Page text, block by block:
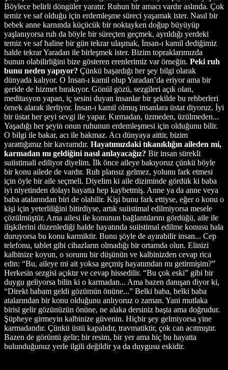
Böylece belirli döngüler yaratır. Ruhun bir amacı vardır aslında. Çok
temiz ve saf olduğu için erdemleşme süreci yaşamak ister. Nasıl bir
bebek anne karnında küçücük bir noktayken doğup büyüyüp
yaşlanıyorsa ruh da böyle bir süreçten geçmek, ayrıldığı yerdeki
temiz ve saf haline bir gün tekrar ulaşmak, İnsan-ı kamil dediğimiz
halde tekrar Yaradan ile birleşmek ister. Bizim topraklarımızda
bunun olabilirliğini bize gösteren erenlerimiz var örneğin. Peki ruh
bunu neden yapıyor? Çünkü başardığı her şey bilgi olarak
dünyada kalıyor. O İnsan-ı kamil olup Yaradan’da eriyor ama bir
geride de hizmet bırakıyor. Gönül gözü, sezgileri açık olan,
meditasyon yapan, iç sesini duyan insanlar bir şekilde bu rehberleri
örnek alarak ilerliyor. İnsan-ı kamil olmuş insanlara üstat diyoruz. İyi
bir üstat her şeyi sevgi ile yapar. Kırmadan, üzmeden, üzülmeden...
Yaşadığı her şeyin onun ruhunun erdemleşmesi için olduğunu bilir.
O bilgi ile bakar, acı ile bakmaz. Acı dünyaya aittir, bizim
yarattığımız bir kavramdır. Hayatımızdaki tıkanıklığın aileden mi,
karmadan mı geldiğini nasıl anlayacağız? Bir insan sürekli
suiistimali ediliyor diyelim. İlk önce aileye bakıyoruz çünkü böyle
bir konu ailede de vardır. Ruh plansız gelmez, yolunu fark etmesi
için öyle bir aile seçmeli. Diyelim ki aile diziminde gördük ki baba
iyi niyetinden dolayı hayatta hep kaybetmiş. Anne ya da anne veya
baba atalarından biri de olabilir. Kişi bunu fark ettiyse, eğer o konu o
kişi için yeterliliğini bitirdiyse, artık suiistimal edilmiyorsa mesele
çözülmüştür. Ama ailesi ile konunun bağlantılarını gördüğü, aile ile
ilişkilerini düzenlediği halde hayatında suiistimal edilme konusu hala
duruyorsa bu konu karmiktir. Bunu şöyle de ayırabilir insan... Cep
telefonu, tablet gibi cihazların olmadığı bir ortamda olun. Elinizi
kalbinize koyun, o sorunu bir düşünün ve kalbinizden cevap rica
edin: “Bu, aileye mi ait yoksa geçmiş hayatımdan mı getirmişim?”
Herkesin sezgisi açıktır ve cevap hissedilir. “Bu çok eski” gibi bir
duygu geliyorsa bilin ki o karmadan... Ama bazen danışan diyor ki,
“Direkt babam geldi gözümün önüne...” Belki baba, belki baba
atalarından bir konu olduğunu anlıyoruz o zaman. Yani mutlaka
birisi gelir gözünüzün önüne, ne alaka dersiniz başta ama doğrudur.
Şüpheye girmeyin kalbinize güvenin. Hiçbir şey gelmiyorsa yine
karmadandır. Çünkü üstü kapalıdır, travmatiktir, çok can acıtmıştır.
Bazen de görüntü gelir; bir resim, bir yer ama hiç bu hayatta
bulunduğunuz yerle ilgili değildir ya da duygusu eskidir.